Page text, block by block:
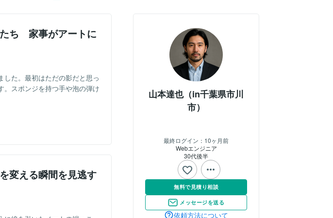
山本達也（in千葉県市川
市）
最終ログイン： 10ヶ月前
Webエンジニア
30代後半
無料で見積り相談
メッセージを送る
依頼方法について
たち 家事がアートに
た。最初はただの影だと思っ
。スポンジを持つ手や泡の弾け
変える瞬間を見逃す